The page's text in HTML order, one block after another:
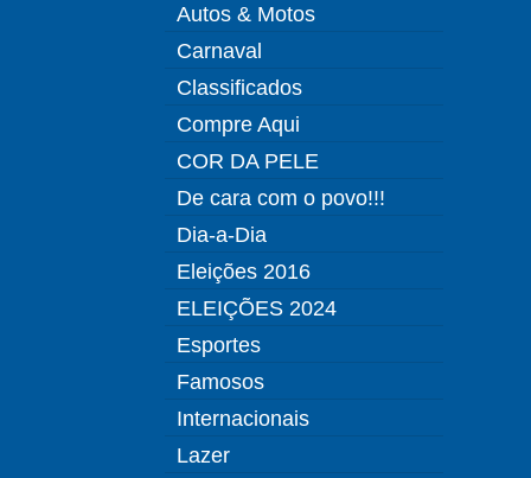
Autos & Motos
Carnaval
Classificados
Compre Aqui
COR DA PELE
De cara com o povo!!!
Dia-a-Dia
Eleições 2016
ELEIÇÕES 2024
Esportes
Famosos
Internacionais
Lazer